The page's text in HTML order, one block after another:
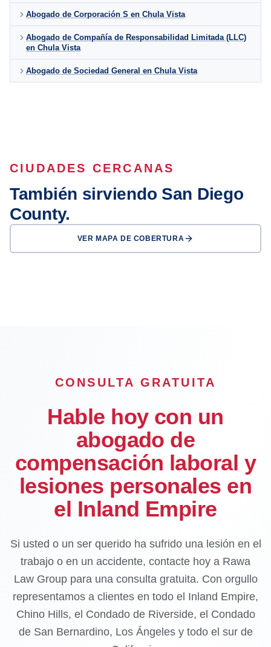
Abogado de Corporación S en Chula Vista
Abogado de Compañía de Responsabilidad Limitada (LLC)
en Chula Vista
Abogado de Sociedad General en Chula Vista
CIUDADES CERCANAS
También sirviendo San Diego
County.
VER MAPA DE COBERTURA
CONSULTA GRATUITA
Hable hoy con un
abogado de
compensación laboral y
lesiones personales en
el Inland Empire
Si usted o un ser querido ha sufrido una lesión en el
trabajo o en un accidente, contacte hoy a Rawa
Law Group para una consulta gratuita. Con orgullo
representamos a clientes en todo el Inland Empire,
Chino Hills, el Condado de Riverside, el Condado
de San Bernardino, Los Ángeles y todo el sur de